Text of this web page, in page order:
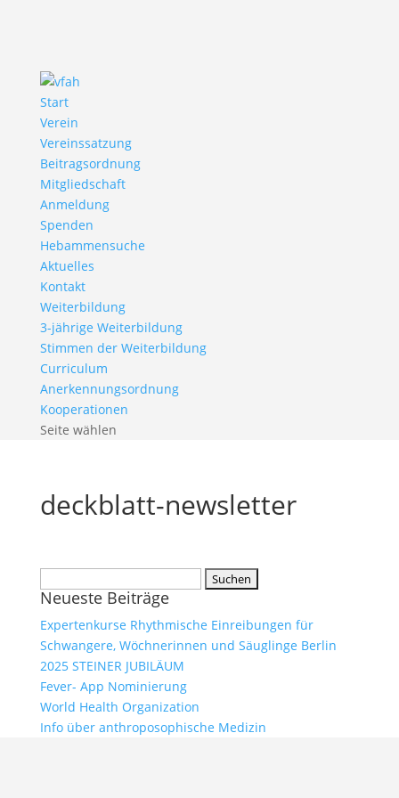
Start
Verein
Vereinssatzung
Beitragsordnung
Mitgliedschaft
Anmeldung
Spenden
Hebammensuche
Aktuelles
Kontakt
Weiterbildung
3-jährige Weiterbildung
Stimmen der Weiterbildung
Curriculum
Anerkennungsordnung
Kooperationen
Seite wählen
deckblatt-newsletter
nach:
Neueste Beiträge
Expertenkurse Rhythmische Einreibungen für
Schwangere, Wöchnerinnen und Säuglinge Berlin
2025 STEINER JUBILÄUM
Fever- App Nominierung
World Health Organization
Info über anthroposophische Medizin